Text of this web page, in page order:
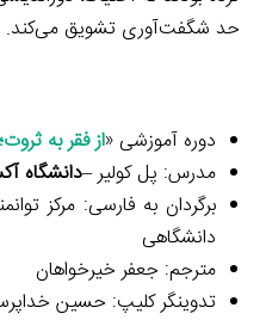
حد شگفت‌آوری تشویق می‌کند.
دوره آموزشی «از فقر به
مدرس: پل کولیر –دانشگاه
برگردان به فارسی: مرکز
دانشگاهی
مترجم: جعفر خیرخواهان
تدوینگر کلیپ: حسین